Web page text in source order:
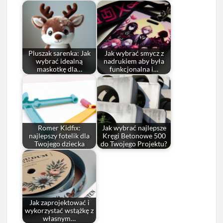
Pluszak sarenka: Jak
wybrać idealną
maskotkę dla…
Jak wybrać smycz z
nadrukiem aby była
funkcjonalna i…
Romer Kidfix:
najlepszy fotelik dla
Twojego dziecka
Jak wybrać najlepsze
Kręgi Betonowe 500
do Twojego Projektu?
Jak zaprojektować i
wykorzystać wstążkę z
własnym…